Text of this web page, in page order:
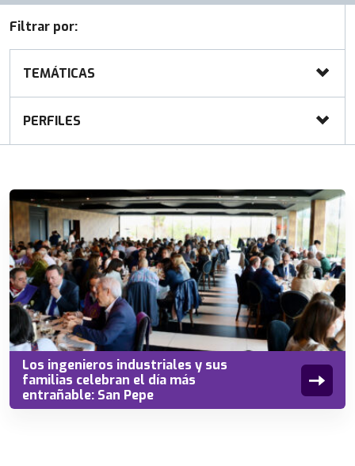
Filtrar por:
TEMÁTICAS
PERFILES
Los ingenieros industriales y sus
familias celebran el día más
entrañable: San Pepe